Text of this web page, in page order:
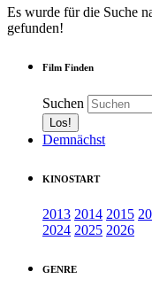
Es wurde für die Suche
gefunden!
Film Finden
Suchen
Demnächst
KINOSTART
2013 2014 2015
2024 2025 2026
GENRE